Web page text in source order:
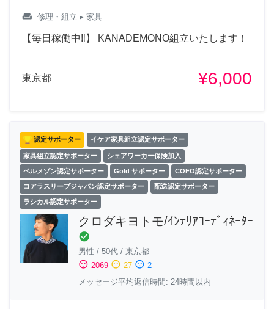
weekend 修理・組立 ▸ 家具
【毎日稼働中‼︎】 KANADEMONO組立いたします！
東京都 ¥6,000
認定サポーター イケア家具組立認定サポーター
家具組立認定サポーター シェアワーカー保険加入
ベルメゾン認定サポーター Gold サポーター COFO認定サポーター
コアラスリープジャパン認定サポーター 配送認定サポーター
ラシカル認定サポーター
クロダキヨトモ/ｲﾝﾃﾘｱｺｰﾃﾞｨﾈｰﾀｰ
check_circle
男性 / 50代 / 東京都
sentiment_satisfied 2069 sentiment_neutral 27 sentiment_dissatisfied 2
メッセージ平均返信時間: 24時間以内